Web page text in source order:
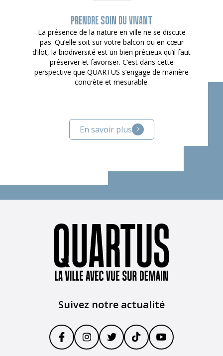
PRENDRE SOIN DU VIVANT
La présence de la nature en ville ne se discute
pas. Qu’elle soit sur votre balcon ou en cœur
d’ilot, la biodiversité est un bien précieux qu’il faut
préserver et favoriser. C’est dans cette
perspective que QUARTUS s’engage de manière
concrète et mesurable.
En savoir plus
Suivez notre actualité